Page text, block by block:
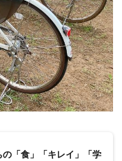
「食」「キレイ」「学